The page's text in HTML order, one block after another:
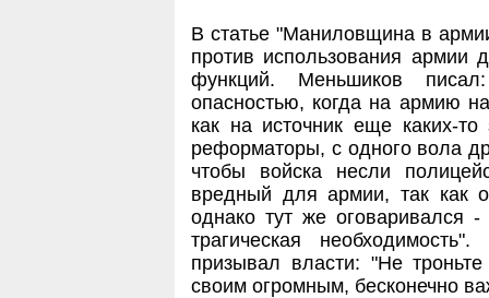
В статье "Маниловщина в
против использования армии
функций. Меньшиков
опасностью, когда на армию
как на источник еще каких-
реформаторы, с одного вола
чтобы войска несли
вредный для армии, так как
однако тут же оговаривался
трагическая
призывал власти: "Не
своим огромным, бесконечно